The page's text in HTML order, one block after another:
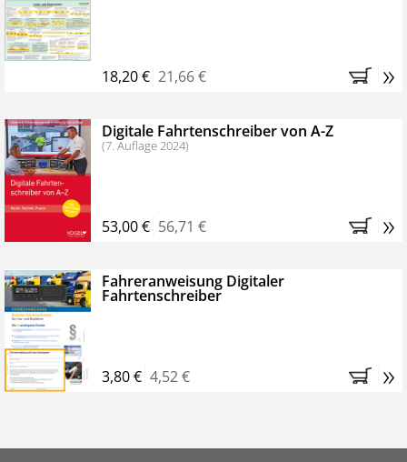
Bestellen Sie jetzt das VerkehrsRundschau Profipaket im
Kennenlern-Abo für zwei Monate (inkl. der derzeitig
Monaten brauchen Sie nichts weiter tun, das
Abonnement endet automatisch, es entstehen keine
weiteren Verpflichtungen.
18,20 € 21,66 € »
Digitale Fahrtenschreiber von A-Z
(7. Auflage 2024)
53,00 € 56,71 € »
Fahreranweisung Digitaler
Fahrtenschreiber
3,80 € 4,52 € »